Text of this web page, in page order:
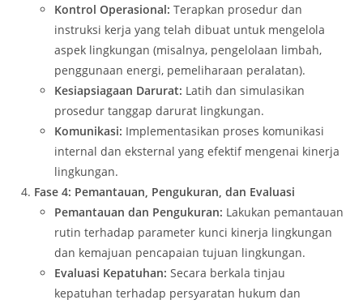
Kontrol Operasional: Terapkan prosedur dan
instruksi kerja yang telah dibuat untuk mengelola
aspek lingkungan (misalnya, pengelolaan limbah,
penggunaan energi, pemeliharaan peralatan).
Kesiapsiagaan Darurat: Latih dan simulasikan
prosedur tanggap darurat lingkungan.
Komunikasi: Implementasikan proses komunikasi
internal dan eksternal yang efektif mengenai kinerja
lingkungan.
Fase 4: Pemantauan, Pengukuran, dan Evaluasi
Pemantauan dan Pengukuran: Lakukan pemantauan
rutin terhadap parameter kunci kinerja lingkungan
dan kemajuan pencapaian tujuan lingkungan.
Evaluasi Kepatuhan: Secara berkala tinjau
kepatuhan terhadap persyaratan hukum dan